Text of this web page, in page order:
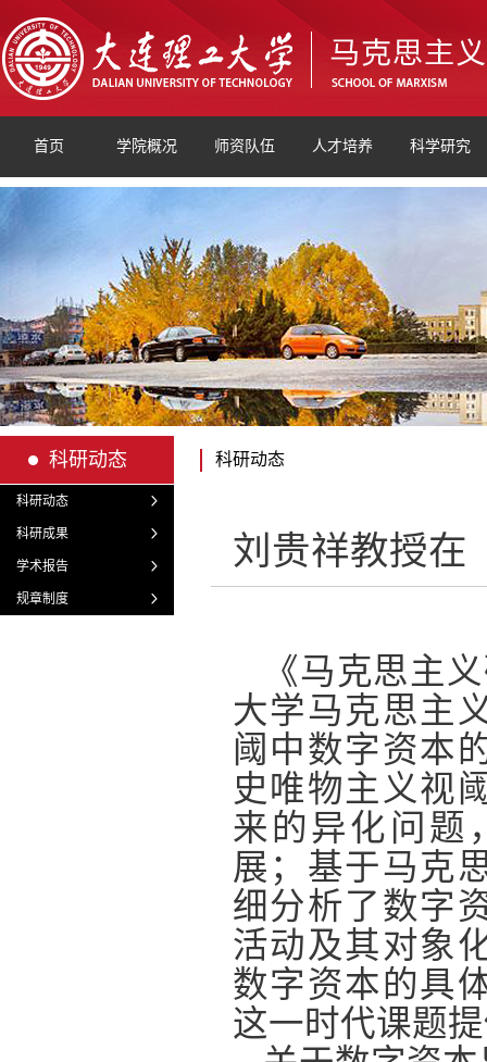
首页 学院概况 师资队伍 人才培养 科学研究
科研动态
科研动态
科研成果
学术报告
规章制度
科研动态
刘贵祥教授在
《马克思主
大学马克思主
阈中数字资本
史唯物主义视
来的异化问题
展；基于马克
细分析了数字
活动及其对象
数字资本的具
这一时代课题